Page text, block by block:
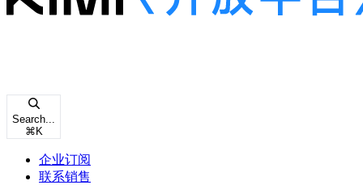
Search...
⌘ K
企业订阅
联系销售